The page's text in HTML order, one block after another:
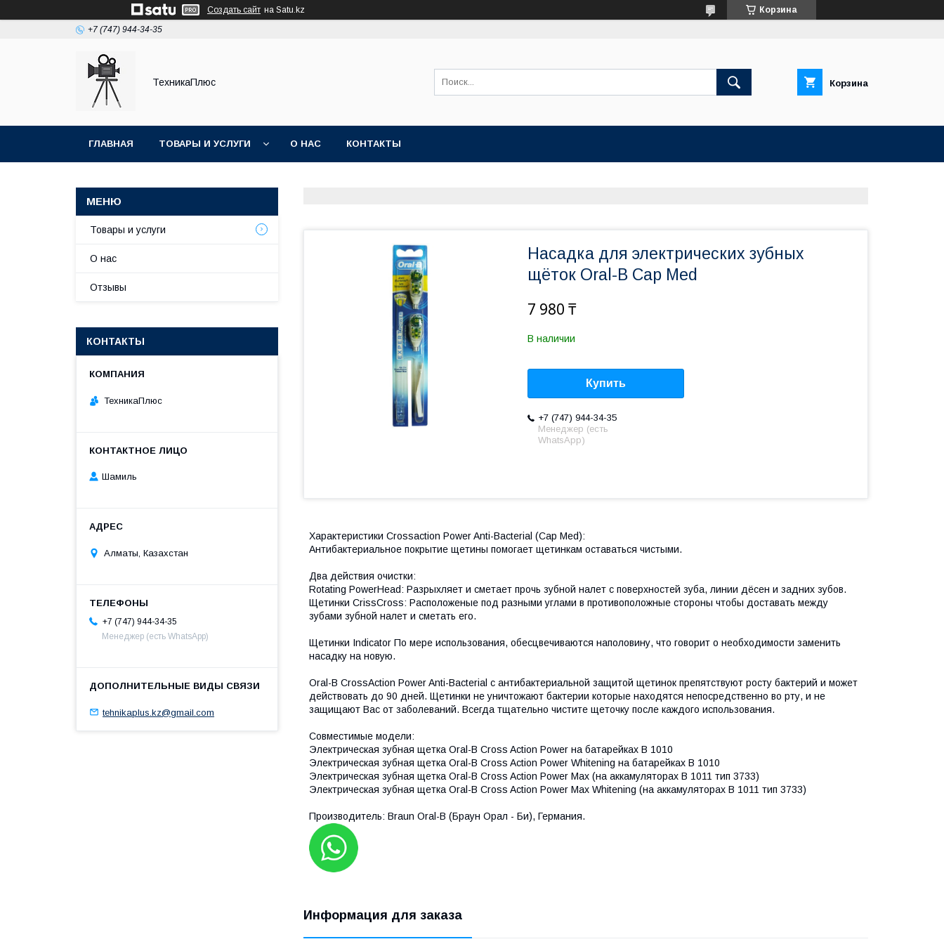
Создать сайт на Satu.kz Корзина
+7 (747) 944-34-35
ТехникаПлюс Корзина
ГЛАВНАЯ ТОВАРЫ И УСЛУГИ О НАС КОНТАКТЫ
Насадка для электрических зубных
щёток Oral-B Cap Med
7 980 ₸
В наличии
Купить
+7 (747) 944-34-35
Менеджер (есть
WhatsApp)
Характеристики Crossaction Power Anti-Bacterial (Cap Med):
Антибактериальное покрытие щетины помогает щетинкам оставаться чистыми.
Два действия очистки:
Rotating PowerHead: Разрыхляет и сметает прочь зубной налет с поверхностей зуба, линии дёсен и задних зубов.
Щетинки CrissCross: Расположеные под разными углами в противоположные стороны чтобы доставать между
зубами зубной налет и сметать его.
Щетинки Indicator По мере использования, обесцвечиваются наполовину, что говорит о необходимости заменить
насадку на новую.
Oral-B CrossAction Power Anti-Bacterial с антибактериальной защитой щетинок препятствуют росту бактерий и может
действовать до 90 дней. Щетинки не уничтожают бактерии которые находятся непосредственно во рту, и не
защищают Вас от заболеваний. Всегда тщательно чистите щеточку после каждого использования.
Совместимые модели:
Электрическая зубная щетка Oral-B Cross Action Power на батарейках B 1010
Электрическая зубная щетка Oral-B Cross Action Power Whitening на батарейках B 1010
Электрическая зубная щетка Oral-B Cross Action Power Max (на аккамуляторах В 1011 тип 3733)
Электрическая зубная щетка Oral-B Cross Action Power Max Whitening (на аккамуляторах В 1011 тип 3733)
Производитель: Braun Oral-B (Браун Орал - Би), Германия.
Информация для заказа
Товары и услуги
О нас
Отзывы
КОНТАКТЫ
ТехникаПлюс
Шамиль
Алматы, Казахстан
+7 (747) 944-34-35
Менеджер (есть WhatsApp)
tehnikaplus.kz@gmail.com